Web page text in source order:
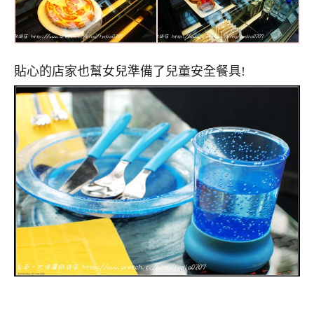
貼心的店家也幫女兒準備了兒童安全餐具!